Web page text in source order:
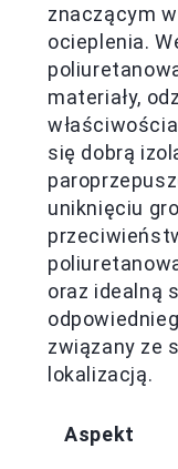
znaczącym
ocieplenia.
materiały,
się dobrą
uniknięciu
oraz idealną
związany ze
lokalizacją.
Aspekt